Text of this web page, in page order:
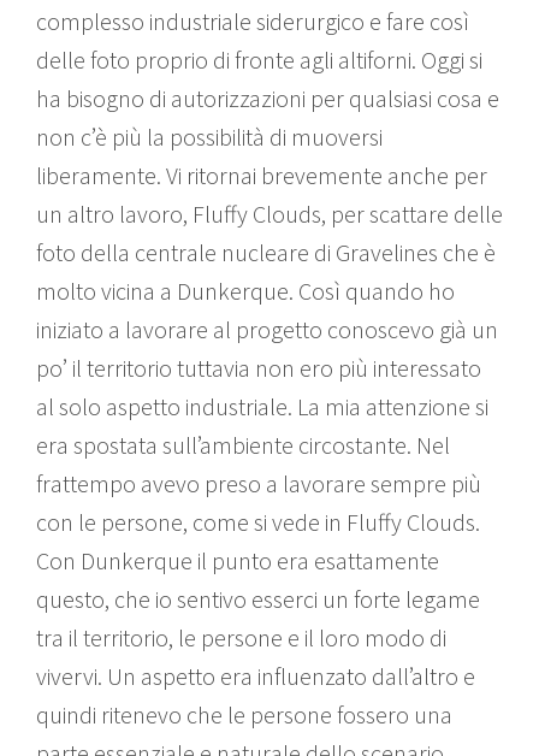
complesso industriale siderurgico e fare così
delle foto proprio di fronte agli altiforni. Oggi si
ha bisogno di autorizzazioni per qualsiasi cosa e
non c’è più la possibilità di muoversi
liberamente. Vi ritornai brevemente anche per
un altro lavoro, Fluffy Clouds, per scattare delle
foto della centrale nucleare di Gravelines che è
molto vicina a Dunkerque. Così quando ho
iniziato a lavorare al progetto conoscevo già un
po’ il territorio tuttavia non ero più interessato
al solo aspetto industriale. La mia attenzione si
era spostata sull’ambiente circostante. Nel
frattempo avevo preso a lavorare sempre più
con le persone, come si vede in Fluffy Clouds.
Con Dunkerque il punto era esattamente
questo, che io sentivo esserci un forte legame
tra il territorio, le persone e il loro modo di
vivervi. Un aspetto era influenzato dall’altro e
quindi ritenevo che le persone fossero una